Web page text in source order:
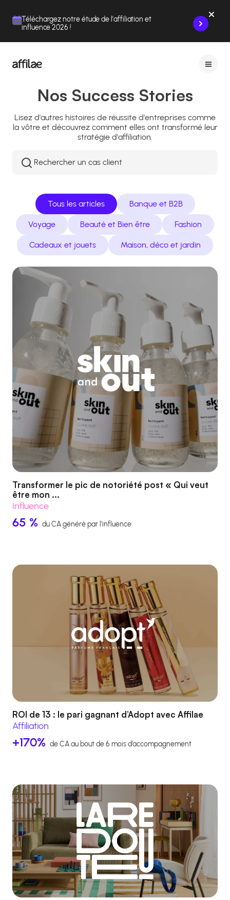
Téléchargez notre étude de l'affiliation et
influence 2026 !
Nos Success Stories
Lisez d'autres histoires de réussite d'entreprises comme
la vôtre et découvrez comment elles ont transformé leur
stratégie d'affiliation.
Rechercher
Tous les articles Banque et B2B
Voyage Beauté et Bien être Fashion
Cadeaux et jouets Maison, déco et jardin
Transformer le pic de notoriété post « Qui veut
être mon ...
Influence
65 % du CA généré par l'influence
ROI de 13 : le pari gagnant d’Adopt avec Affilae
Affiliation
+170% de CA au bout de 6 mois d’accompagnement